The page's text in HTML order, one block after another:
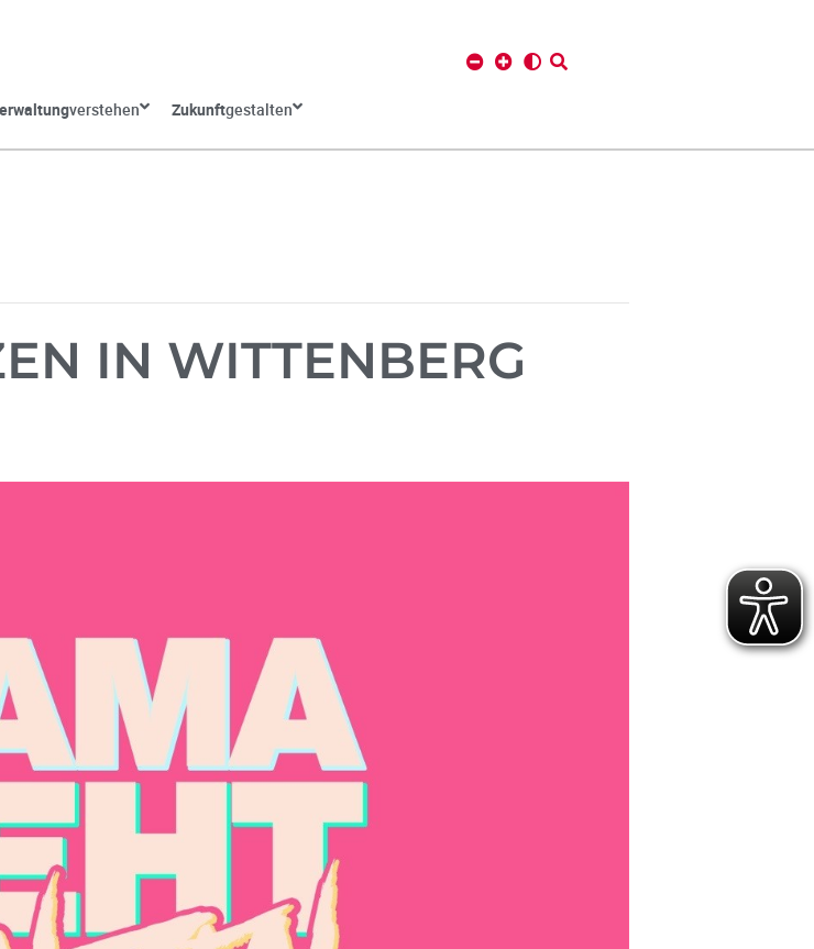
verstehen Zukunftgestalten
IN WITTENBERG